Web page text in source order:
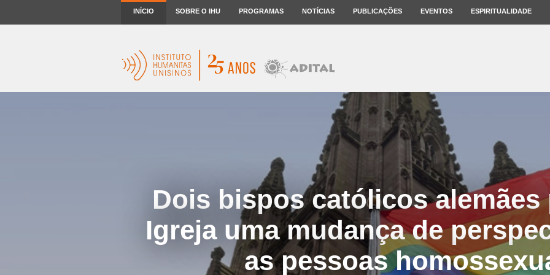
INÍCIO SOBRE O IHU PROGRAMAS NOTÍCIAS PUBLICAÇÕES EVENTOS ESPIRITUALIDADE
Dois bispos católicos alemães
Igreja uma mudança de
as pessoas